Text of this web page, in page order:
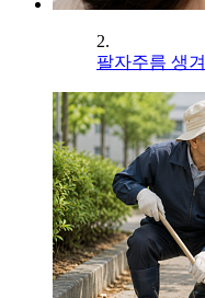
2.
팔자주름 생